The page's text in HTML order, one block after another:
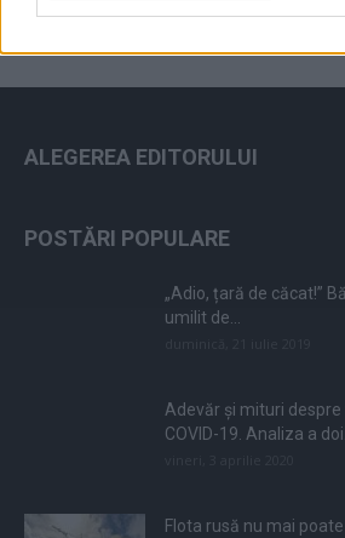
ALEGEREA EDITORULUI
POSTĂRI POPULARE
„Adio, țară de căcat!”
umilit de...
Adevăr și mituri
COVID-19. Analiza a
Flota rusă nu mai